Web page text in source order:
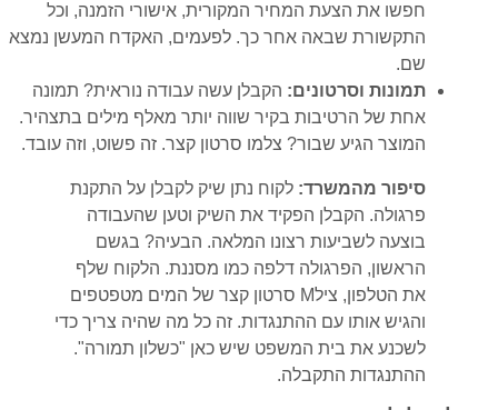
חפשו את הצעת המחיר המקורית, אישורי הזמנה, וכל
התקשורת שבאה אחר כך. לפעמים, האקדח המעשן נמצא
שם.
תמונות וסרטונים: הקבלן עשה עבודה נוראית? תמונה
אחת של הרטיבות בקיר שווה יותר מאלף מילים בתצהיר.
המוצר הגיע שבור? צלמו סרטון קצר. זה פשוט, וזה עובד.
סיפור מהמשרד: לקוח נתן שיק לקבלן על התקנת
פרגולה. הקבלן הפקיד את השיק וטען שהעבודה
בוצעה לשביעות רצונו המלאה. הבעיה? בגשם
הראשון, הפרגולה דלפה כמו מסננת. הלקוח שלף
את הטלפון, צילM סרטון קצר של המים מטפטפים
והגיש אותו עם ההתנגדות. זה כל מה שהיה צריך כדי
לשכנע את בית המשפט שיש כאן "כשלון תמורה".
ההתנגדות התקבלה.